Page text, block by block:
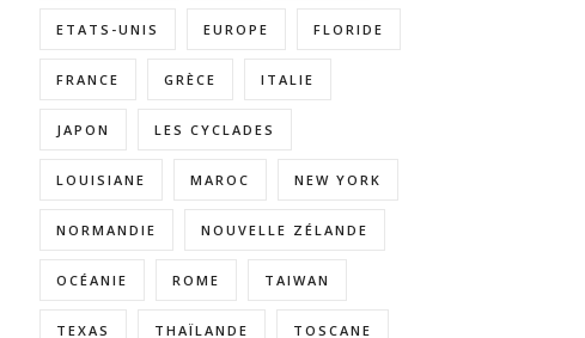
ETATS-UNIS EUROPE FLORIDE
FRANCE GRÈCE ITALIE
JAPON LES CYCLADES
LOUISIANE MAROC NEW YORK
NORMANDIE NOUVELLE ZÉLANDE
OCÉANIE ROME TAIWAN
TEXAS THAÏLANDE TOSCANE